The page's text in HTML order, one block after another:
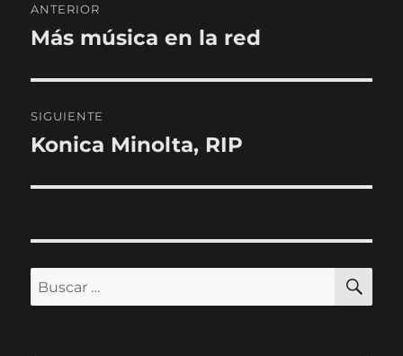
de
ANTERIOR
Entrada
Más música en la red
SIGUIENTE
Entrada
Konica Minolta, RIP
Buscar
por: